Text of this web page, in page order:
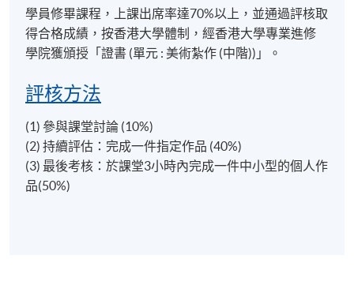
置藝術，不少作品曾被送往澳洲金龍博物館、美國亞
洲藝術博物館、韓國東大門設計廣場、上海市群眾藝
術館、北京恭王府等作展覽。2022年起，許師傅應邀
報名代碼 2155-PE100A
現時接受報名
學員修畢課程，上課出席率達70%以上，並通過評核取
得合格成績，按香港大學體制，經香港大學專業進修
學院獲頒授「證書 (單元 : 美術紮作 (中階))」。
評核方法
(1) 參與課堂討論 (10%)
(2) 持續評估：完成一件指定作品 (40%)
(3) 最後考核：於課堂3小時內完成一件中小型的個人作
品(50%)